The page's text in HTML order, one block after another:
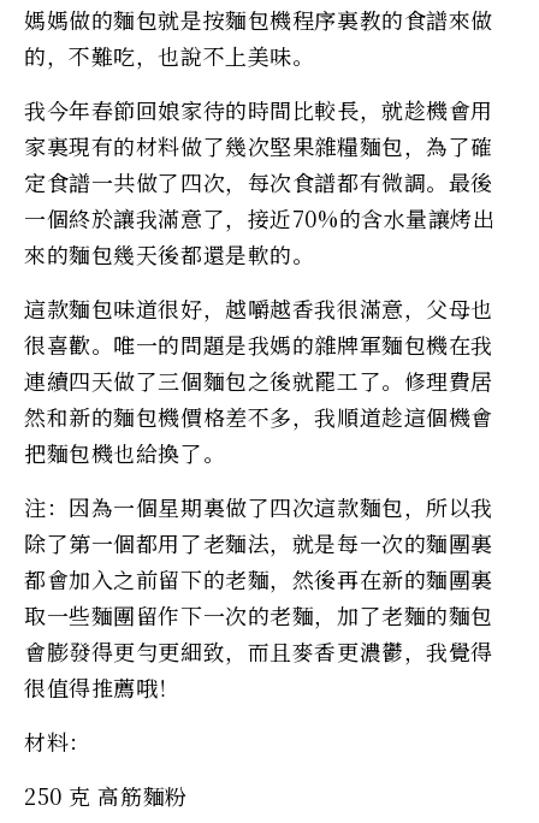
媽媽做的麵包就是按麵包機程序裏教的食譜來做
的，不難吃，也說不上美味。
我今年春節回娘家待的時間比較長，就趁機會用
家裏現有的材料做了幾次堅果雜糧麵包，為了確
定食譜一共做了四次，每次食譜都有微調。最後
一個終於讓我滿意了，接近70%的含水量讓烤出
來的麵包幾天後都還是軟的。
這款麵包味道很好，越嚼越香我很滿意，父母也
很喜歡。唯一的問題是我媽的雜牌軍麵包機在我
連續四天做了三個麵包之後就罷工了。修理費居
然和新的麵包機價格差不多，我順道趁這個機會
把麵包機也給換了。
注：因為一個星期裏做了四次這款麵包，所以我
除了第一個都用了老麵法，就是每一次的麵團裏
都會加入之前留下的老麵，然後再在新的麵團裏
取一些麵團留作下一次的老麵，加了老麵的麵包
會膨發得更勻更細致，而且麥香更濃鬱，我覺得
很值得推薦哦！
材料：
250 克 高筋麵粉